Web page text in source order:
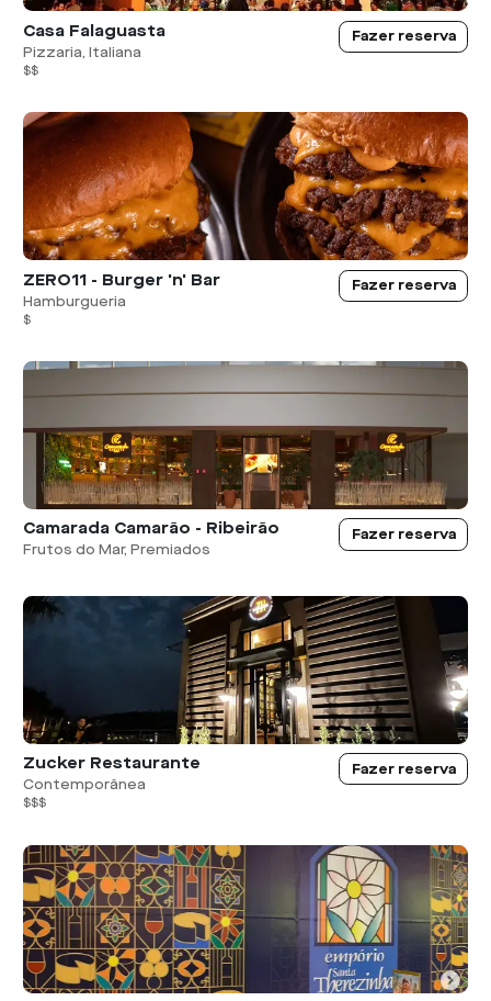
Casa Falaguasta
Pizzaria, Italiana
$$
Fazer reserva
ZERO11 - Burger 'n' Bar
Hamburgueria
$
Fazer reserva
Camarada Camarão - Ribeirão
Frutos do Mar, Premiados
Fazer reserva
Zucker Restaurante
Contemporânea
$$$
Fazer reserva